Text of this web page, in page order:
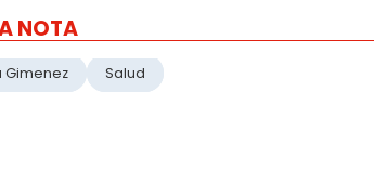
NOTA
Gimenez Salud